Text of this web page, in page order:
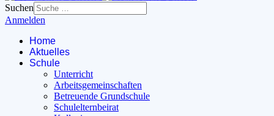
Suchen
Anmelden
Home
Aktuelles
Schule
Unterricht
Arbeitsgemeinschaften
Betreuende Grundschule
Schulelternbeirat